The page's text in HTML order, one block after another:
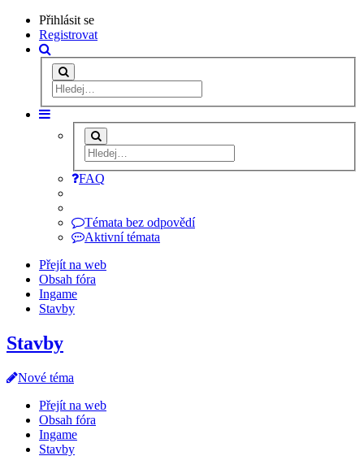
Přihlásit se
Registrovat
FAQ
Témata bez odpovědí
Aktivní témata
Přejít na web
Obsah fóra
Ingame
Stavby
Stavby
Nové téma
Přejít na web
Obsah fóra
Ingame
Stavby